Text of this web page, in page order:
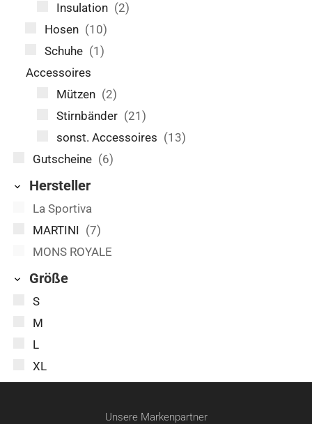
Insulation (2)
Hosen (10)
Schuhe (1)
Accessoires
Mützen (2)
Stirnbänder (21)
sonst. Accessoires (13)
Gutscheine (6)
Hersteller
La Sportiva
MARTINI (7)
MONS ROYALE
Größe
S
M
L
XL
Unsere Markenpartner